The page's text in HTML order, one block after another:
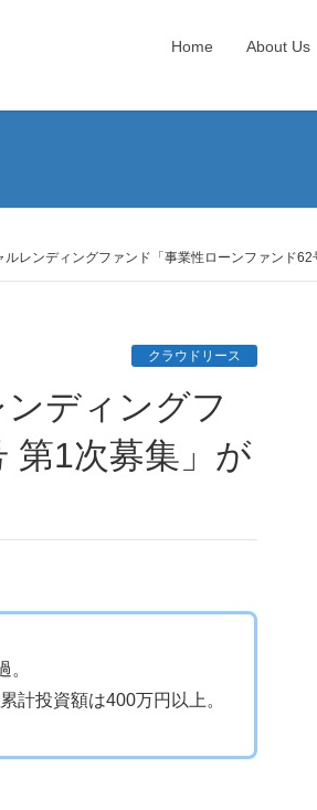
Home About Us
レンディングファンド「事業性ローンファンド62
クラウドリース
第1次募集」が
計投資額は400万円以上。